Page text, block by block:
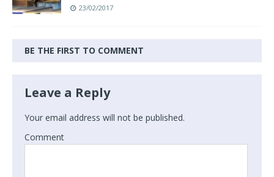
23/02/2017
BE THE FIRST TO COMMENT
Leave a Reply
Your email address will not be published.
Comment